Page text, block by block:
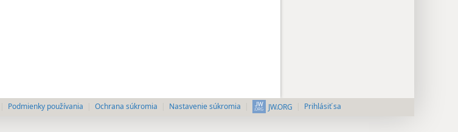
Podmienky používania Ochrana súkromia Nastavenie súkromia JW.ORG Prihlásiť sa